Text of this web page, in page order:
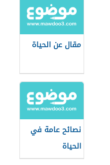
مقال عن الحياة
نصائح عامة في
الحياة